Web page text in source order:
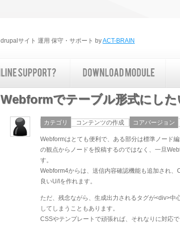
drupalサイト 運用 保守・サポート byACT-BRAIN
Webformでテーブル形式にした
カテゴリ コンテンツの作成 コアバージョン
Webformはとても便利で、ある部分は標準ノード
の観点からノードを投稿するのではなく、一旦
す。
Webform4からは、送信内容確認機能も追加され
良いU/Iを作れます。
ただ、残念ながら、生成出力されるタグが<div>
してしまうこともあります。
CSSやテンプレートで頑張れば、それなりに対応